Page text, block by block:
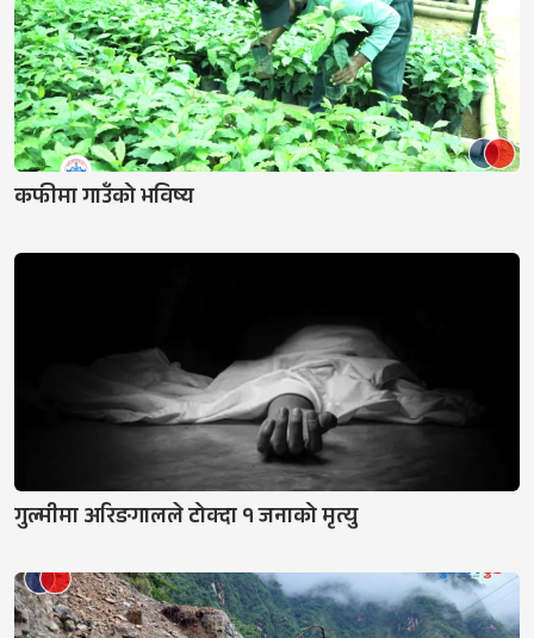
कफीमा गाउँको भविष्य
गुल्मीमा अरिङगालले टोक्दा १ जनाको मृत्यु